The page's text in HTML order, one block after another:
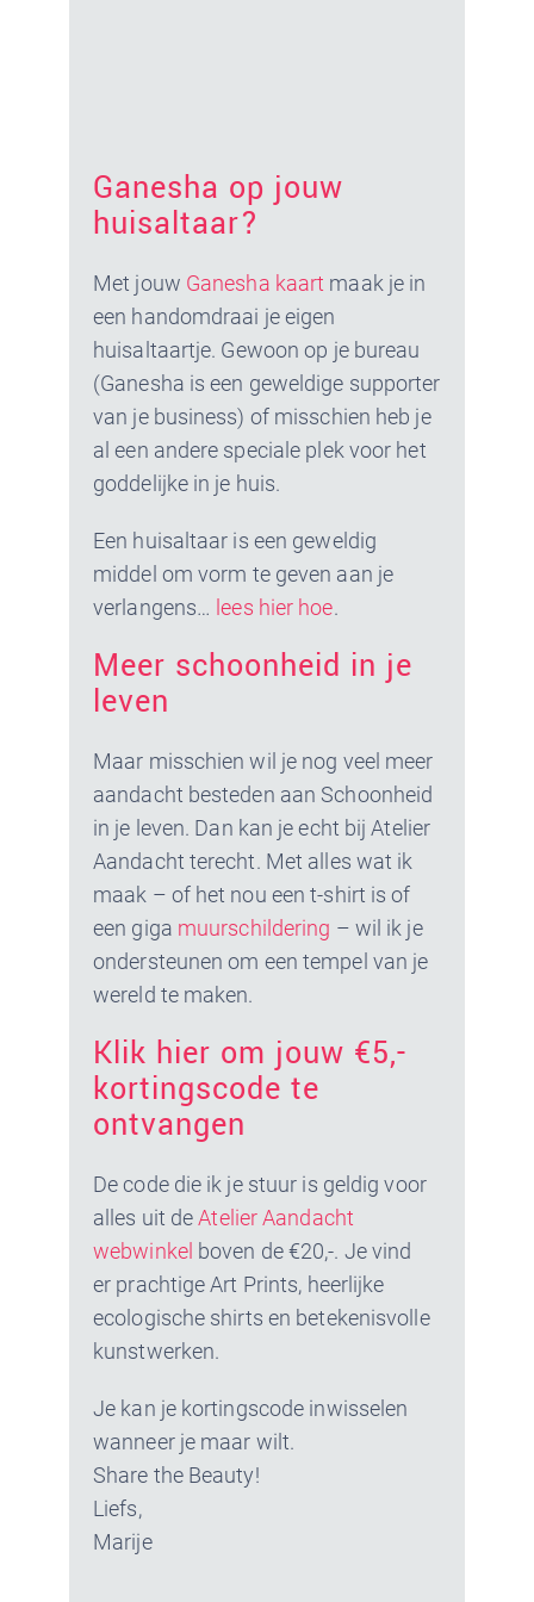
Ganesha op jouw
huisaltaar?
Met jouw Ganesha kaart maak je in
een handomdraai je eigen
huisaltaartje. Gewoon op je bureau
(Ganesha is een geweldige supporter
van je business) of misschien heb je
al een andere speciale plek voor het
goddelijke in je huis.
Een huisaltaar is een geweldig
middel om vorm te geven aan je
verlangens… lees hier hoe.
Meer schoonheid in je
leven
Maar misschien wil je nog veel meer
aandacht besteden aan Schoonheid
in je leven. Dan kan je echt bij Atelier
Aandacht terecht. Met alles wat ik
maak – of het nou een t-shirt is of
een giga muurschildering – wil ik je
ondersteunen om een tempel van je
wereld te maken.
Klik hier om jouw €5,-
kortingscode te
ontvangen
De code die ik je stuur is geldig voor
alles uit deAtelier Aandacht
webwinkel boven de €20,-. Je vind
er prachtige Art Prints, heerlijke
ecologische shirts en betekenisvolle
kunstwerken.
Je kan je kortingscode inwisselen
wanneer je maar wilt.
Share the Beauty!
Liefs,
Marije